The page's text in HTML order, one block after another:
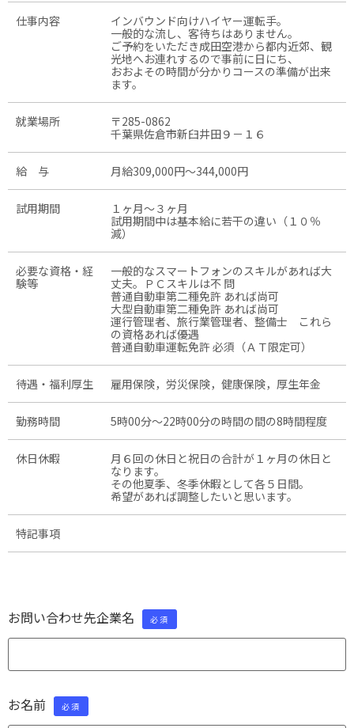
仕事内容
インバウンド向けハイヤー運転手。
一般的な流し、客待ちはありません。
ご予約をいただき成田空港から都内近郊、観
光地へお連れするので事前に日にち、
おおよその時間が分かりコースの準備が出来
ます。
就業場所
〒285-0862
千葉県佐倉市新臼井田９－１６
給 与 月給309,000円〜344,000円
試用期間
１ヶ月～３ヶ月
試用期間中は基本給に若干の違い（１０％
減）
必要な資格・経
験等
一般的なスマートフォンのスキルがあれば大
丈夫。ＰＣスキルは不 問
普通自動車第二種免許 あれば尚可
大型自動車第二種免許 あれば尚可
運行管理者、旅行業管理者、整備士 これら
の資格あれば優遇
普通自動車運転免許 必須（ＡＴ限定可）
待遇・福利厚生 雇用保険，労災保険，健康保険，厚生年金
勤務時間 5時00分〜22時00分の時間の間の8時間程度
休日休暇
月６回の休日と祝日の合計が１ヶ月の休日と
なります。
その他夏季、冬季休暇として各５日間。
希望があれば調整したいと思います。
特記事項
お問い合わせ先企業名 必須
お名前 必須